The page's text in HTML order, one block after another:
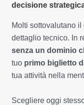
decisione
Molti sottovalutano
dettaglio tecnico. In
senza un dominio
tuo primo biglietto
tua attività nella
Scegliere oggi